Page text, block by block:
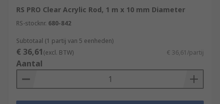
RS PRO Clear Acrylic Rod, 1 m x 10 mm Diameter
RS-stocknr. 680-842
Subtotaal (1 partij van 5 eenheden)
€ 36,61(excl. BTW) € 36,61/partij
Aantal